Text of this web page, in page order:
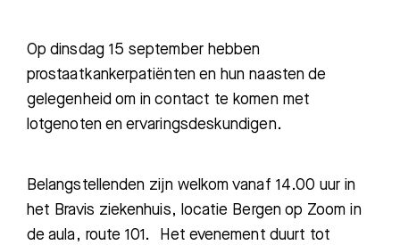
Op dinsdag 15 september hebben
prostaatkankerpatiënten en hun naasten de
gelegenheid om in contact te komen met
lotgenoten en ervaringsdeskundigen.
Belangstellenden zijn welkom vanaf 14.00 uur in
het Bravis ziekenhuis, locatie Bergen op Zoom in
de aula, route 101. Het evenement duurt tot